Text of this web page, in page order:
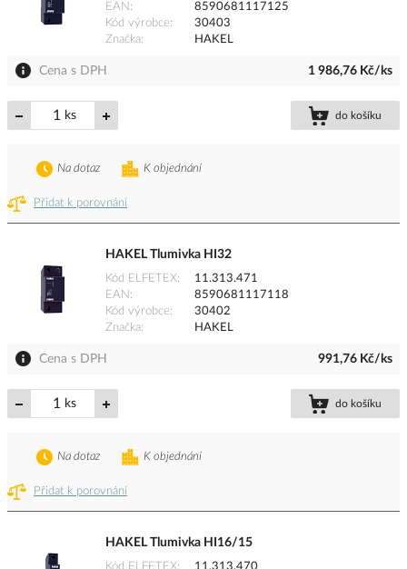
EAN
8590681117125
Kód výrobce
30403
Značka
HAKEL
Cena s DPH 1 986,76 Kč/ks
ks do košíku
Přidat k porovnání
K objednání
Na dotaz
HAKEL Tlumivka HI32
Kód ELFETEX
11.313.471
EAN
8590681117118
Kód výrobce
30402
Značka
HAKEL
Cena s DPH 991,76 Kč/ks
ks do košíku
Přidat k porovnání
K objednání
Na dotaz
HAKEL Tlumivka HI16/15